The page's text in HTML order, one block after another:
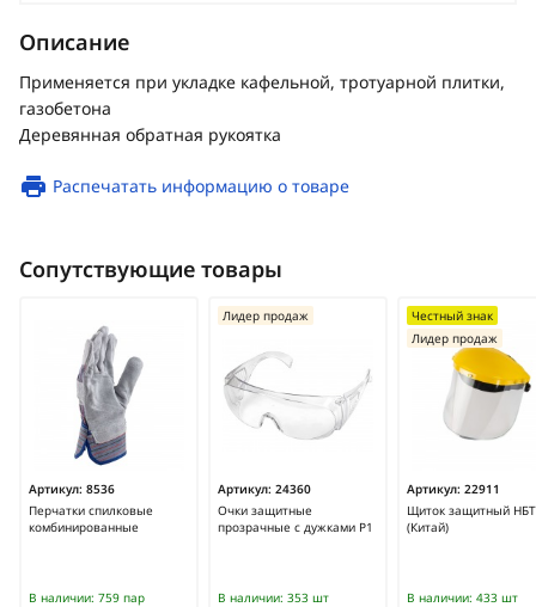
Описание
Применяется при укладке кафельной, тротуарной плитки,
газобетона
Деревянная обратная рукоятка
Распечатать информацию о товаре
Сопутствующие товары
Артикул: 8536
Перчатки спилковые
комбинированные
В наличии: 759 пар
Артикул: 24360
Очки защитные
прозрачные с дужками Р1
Лидер продаж
В наличии: 353 шт
Артикул: 22911
Щиток защитный НБТ
(Китай)
Честный знак
Лидер продаж
В наличии: 433 шт